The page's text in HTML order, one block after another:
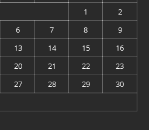
1
2
6 7 8
9
13 14 15
16
20 21 22
23
27 28 29
30